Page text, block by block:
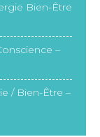
Bien-Être
–
/ Bien-Être –